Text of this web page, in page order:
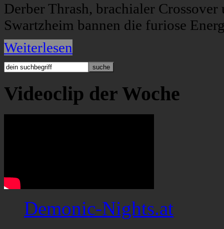
Derber Thrash, brachialer
Swartzheim bannen die furiose
Weiterlesen
Videoclip der Woche
Demonic-Nights.at